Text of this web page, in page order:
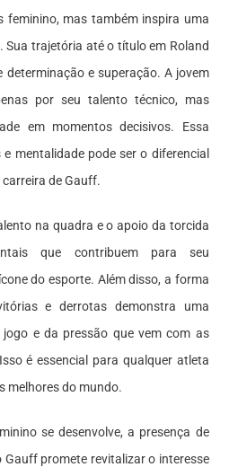
feminino, mas também inspira uma
Sua trajetória até o título em Roland
determinação e superação. A jovem
por seu talento técnico, mas
em momentos decisivos. Essa
mentalidade pode ser o diferencial
de Gauff.
na quadra e o apoio da torcida
que contribuem para seu
do esporte. Além disso, a forma
e derrotas demonstra uma
e da pressão que vem com as
é essencial para qualquer atleta
melhores do mundo.
se desenvolve, a presença de
Gauff promete revitalizar o interesse